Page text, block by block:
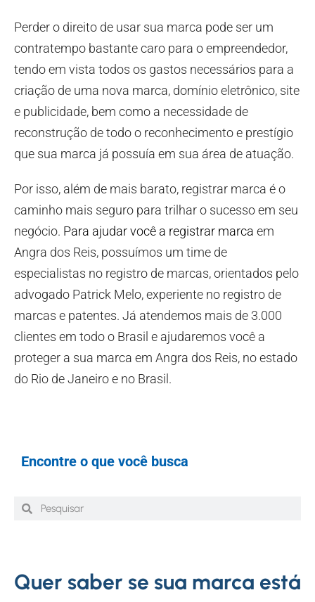
Perder o direito de usar sua marca pode ser um
contratempo bastante caro para o empreendedor,
tendo em vista todos os gastos necessários para a
criação de uma nova marca, domínio eletrônico, site
e publicidade, bem como a necessidade de
reconstrução de todo o reconhecimento e prestígio
que sua marca já possuía em sua área de atuação.
Por isso, além de mais barato, registrar marca é o
caminho mais seguro para trilhar o sucesso em seu
negócio. Para ajudar você a registrar marca em
Angra dos Reis, possuímos um time de
especialistas no registro de marcas, orientados pelo
advogado Patrick Melo, experiente no registro de
marcas e patentes. Já atendemos mais de 3.000
clientes em todo o Brasil e ajudaremos você a
proteger a sua marca em Angra dos Reis, no estado
do Rio de Janeiro e no Brasil.
Encontre o que você busca
Quer saber se sua marca está